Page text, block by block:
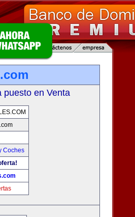
puesto en Venta
Coches